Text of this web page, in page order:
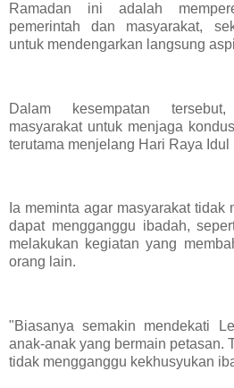
Ramadan ini adalah
pemerintah dan masyarakat,
untuk mendengarkan langsung
Dalam kesempatan
masyarakat untuk menjaga
terutama menjelang Hari Raya Idul
Ia meminta agar masyarakat tidak
dapat mengganggu ibadah,
melakukan kegiatan yang
orang lain.
"Biasanya semakin mendekati
anak-anak yang bermain petasan.
tidak mengganggu kekhusyukan